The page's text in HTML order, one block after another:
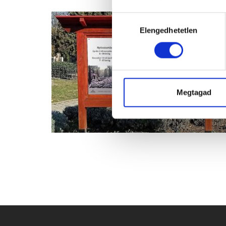
Hozzájárulás
kiválasztásaElengedhetetlen
Megtagad